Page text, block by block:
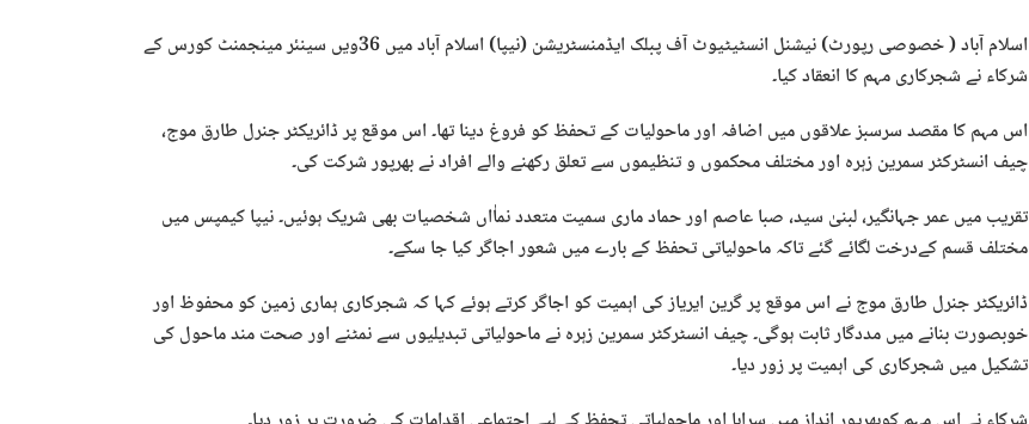
اسلام آباد ( خصوصی رپورٹ) نیشنل انسٹیٹیوٹ آف پبلک ایڈمنسٹریشن (نیپا) اسلام آباد میں 36ویں سینئر مینجمنٹ کورس کے
شرکاء نے شجرکاری مہم کا انعقاد کیا۔
اس مہم کا مقصد سرسبز علاقوں میں اضافہ اور ماحولیات کے تحفظ کو فروغ دینا تھا۔ اس موقع پر ڈائریکٹر جنرل طارق موج،
چیف انسٹرکٹر سمرین زہرہ اور مختلف محکموں و تنظیموں سے تعلق رکھنے والے افراد نے بھرپور شرکت کی۔
تقریب میں عمر جہانگیر، لبنیٰ سید، صبا عاصم اور حماد ماری سمیت متعدد نماٰاں شخصیات بھی شریک ہوئیں۔ نیپا کیمپس میں
مختلف قسم کےدرخت لگائے گئے تاکہ ماحولیاتی تحفظ کے بارے میں شعور اجاگر کیا جا سکے۔
ڈائریکٹر جنرل طارق موج نے اس موقع پر گرین ایریاز کی اہمیت کو اجاگر کرتے ہوئے کہا کہ شجرکاری ہماری زمین کو محفوظ اور
خوبصورت بنانے میں مددگار ثابت ہوگی۔ چیف انسٹرکٹر سمرین زہرہ نے ماحولیاتی تبدیلیوں سے نمٹنے اور صحت مند ماحول کی
تشکیل میں شجرکاری کی اہمیت پر زور دیا۔